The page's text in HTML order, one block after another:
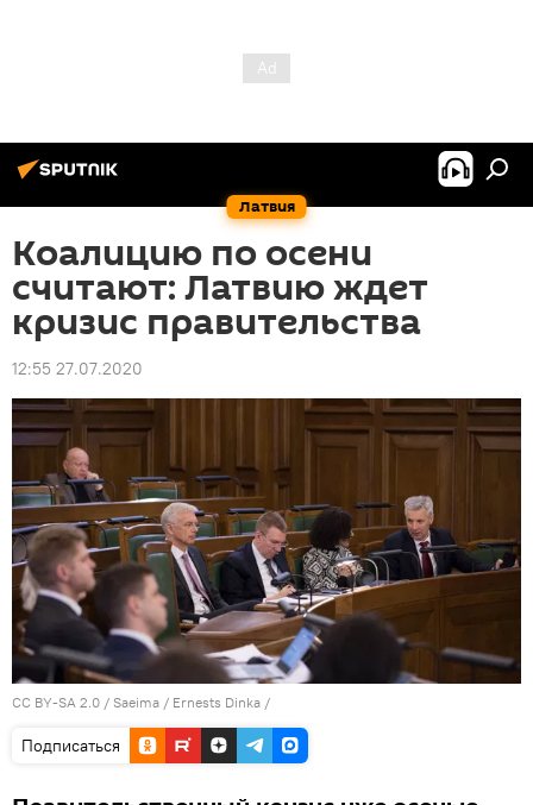
Латвия
Коалицию по осени
считают: Латвию ждет
кризис правительства
12:55 27.07.2020
CC BY-SA 2.0 / Saeima / Ernests Dinka /
Подписаться